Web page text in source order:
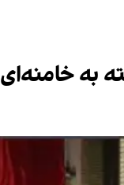
به خامنه‌ای